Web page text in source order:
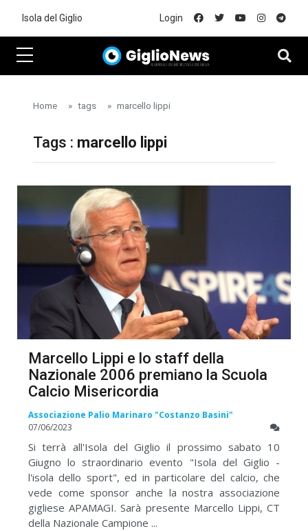
Isola del Giglio Login
Home tags marcello lippi
Tags : marcello lippi
Marcello Lippi e lo staff della
Nazionale 2006 premiano la Scuola
Calcio Misericordia
Associazione Palio Marinaro "Costanzo Basini"
07/06/2023
Si terrà all'Isola del Giglio il prossimo sabato 10
Giugno lo straordinario evento "Isola del Giglio -
l'isola dello sport", ed in particolare del calcio, che
vede come sponsor anche la nostra associazione
gigliese APAMAGI. Sarà presente Marcello Lippi, CT
della Nazionale Campione ...